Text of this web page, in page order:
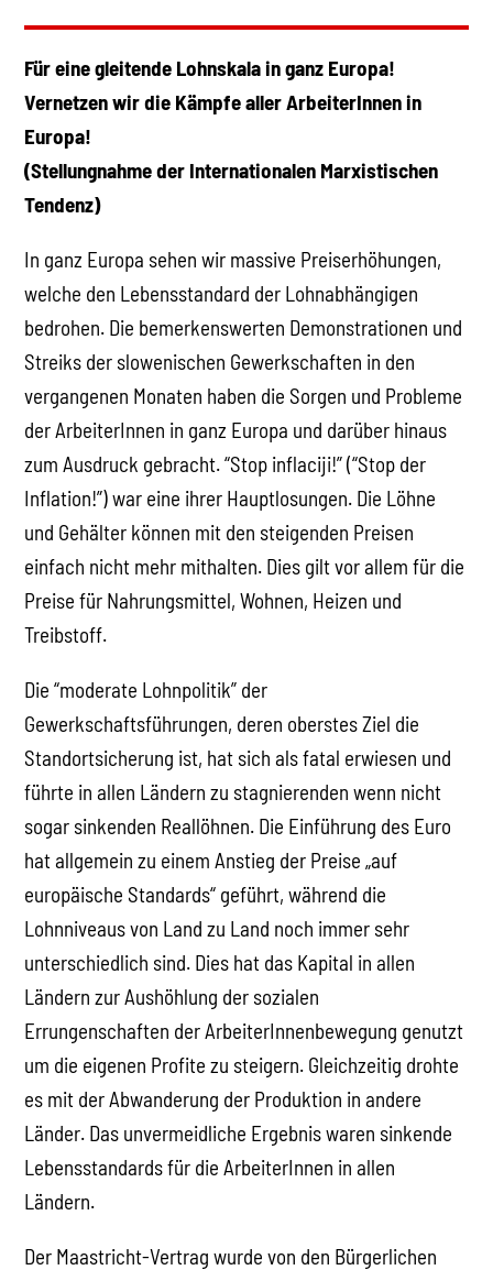
Für eine gleitende Lohnskala in ganz Europa!
Vernetzen wir die Kämpfe aller ArbeiterInnen in
Europa!
(Stellungnahme der Internationalen Marxistischen
Tendenz)
In ganz Europa sehen wir massive Preiserhöhungen,
welche den Lebensstandard der Lohnabhängigen
bedrohen. Die bemerkenswerten Demonstrationen und
Streiks der slowenischen Gewerkschaften in den
vergangenen Monaten haben die Sorgen und Probleme
der ArbeiterInnen in ganz Europa und darüber hinaus
zum Ausdruck gebracht. “Stop inflaciji!” (“Stop der
Inflation!”) war eine ihrer Hauptlosungen. Die Löhne
und Gehälter können mit den steigenden Preisen
einfach nicht mehr mithalten. Dies gilt vor allem für die
Preise für Nahrungsmittel, Wohnen, Heizen und
Treibstoff.
Die “moderate Lohnpolitik” der
Gewerkschaftsführungen, deren oberstes Ziel die
Standortsicherung ist, hat sich als fatal erwiesen und
führte in allen Ländern zu stagnierenden wenn nicht
sogar sinkenden Reallöhnen. Die Einführung des Euro
hat allgemein zu einem Anstieg der Preise „auf
europäische Standards“ geführt, während die
Lohnniveaus von Land zu Land noch immer sehr
unterschiedlich sind. Dies hat das Kapital in allen
Ländern zur Aushöhlung der sozialen
Errungenschaften der ArbeiterInnenbewegung genutzt
um die eigenen Profite zu steigern. Gleichzeitig drohte
es mit der Abwanderung der Produktion in andere
Länder. Das unvermeidliche Ergebnis waren sinkende
Lebensstandards für die ArbeiterInnen in allen
Ländern.
Der Maastricht-Vertrag wurde von den Bürgerlichen